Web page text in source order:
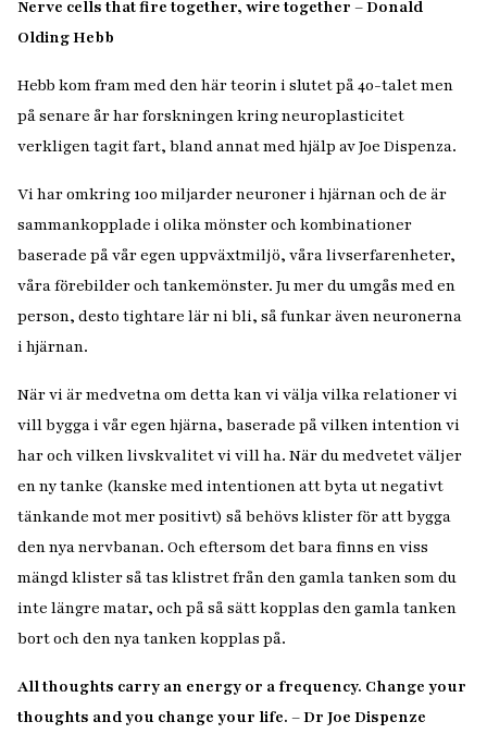
Nerve cells that fire together, wire together – Donald
Olding Hebb
Hebb kom fram med den här teorin i slutet på 40-talet men
på senare år har forskningen kring neuroplasticitet
verkligen tagit fart, bland annat med hjälp av Joe Dispenza.
Vi har omkring 100 miljarder neuroner i hjärnan och de är
sammankopplade i olika mönster och kombinationer
baserade på vår egen uppväxtmiljö, våra livserfarenheter,
våra förebilder och tankemönster. Ju mer du umgås med en
person, desto tightare lär ni bli, så funkar även neuronerna
i hjärnan.
När vi är medvetna om detta kan vi välja vilka relationer vi
vill bygga i vår egen hjärna, baserade på vilken intention vi
har och vilken livskvalitet vi vill ha. När du medvetet väljer
en ny tanke (kanske med intentionen att byta ut negativt
tänkande mot mer positivt) så behövs klister för att bygga
den nya nervbanan. Och eftersom det bara finns en viss
mängd klister så tas klistret från den gamla tanken som du
inte längre matar, och på så sätt kopplas den gamla tanken
bort och den nya tanken kopplas på.
All thoughts carry an energy or a frequency. Change your
thoughts and you change your life. – Dr Joe Dispenze